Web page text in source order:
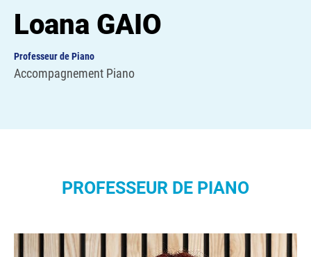
Loana GAIO
Professeur de Piano
Accompagnement Piano
PROFESSEUR DE PIANO